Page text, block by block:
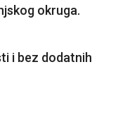
okruga.
i bez dodatnih